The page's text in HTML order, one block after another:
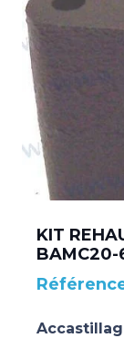
KIT
BAMC20-